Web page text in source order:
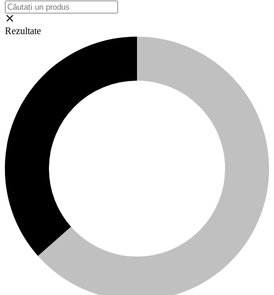
Rezultate